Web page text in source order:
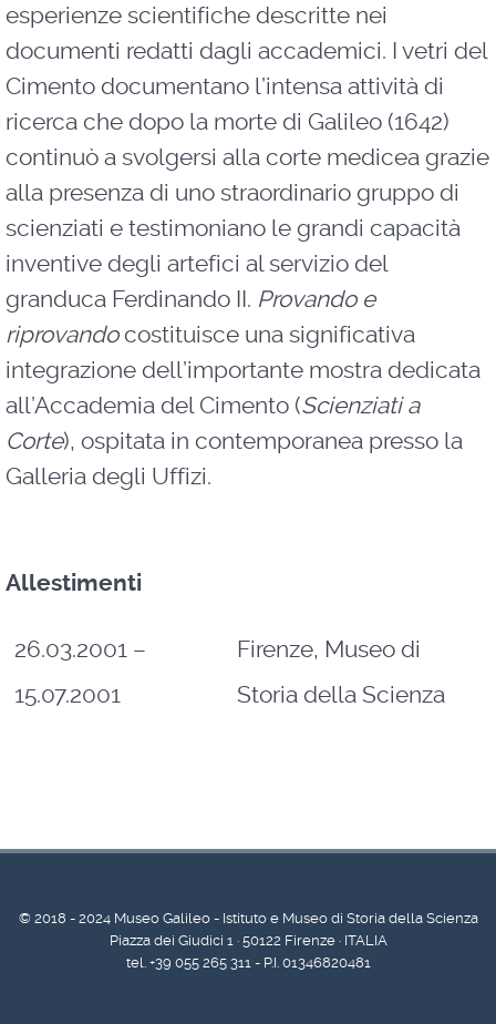
esperienze scientifiche descritte nei
documenti redatti dagli accademici. I vetri del
Cimento documentano l’intensa attività di
ricerca che dopo la morte di Galileo (1642)
continuò a svolgersi alla corte medicea grazie
alla presenza di uno straordinario gruppo di
scienziati e testimoniano le grandi capacità
inventive degli artefici al servizio del
granduca Ferdinando II. Provando e
riprovandocostituisce una significativa
integrazione dell’importante mostra dedicata
all’Accademia del Cimento (Scienziati a
Corte), ospitata in contemporanea presso la
Galleria degli Uffizi.
Allestimenti
26.03.2001 –
15.07.2001
Firenze, Museo di
Storia della Scienza
© 2018 - 2024 Museo Galileo - Istituto e Museo di Storia della Scienza
Piazza dei Giudici 1 · 50122 Firenze · ITALIA
tel. +39 055 265 311 - P.I. 01346820481